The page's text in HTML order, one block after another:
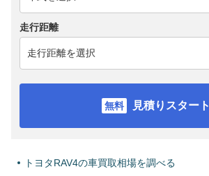
走行距離
見積りスタート
トヨタRAV4の車買取相場を調べる